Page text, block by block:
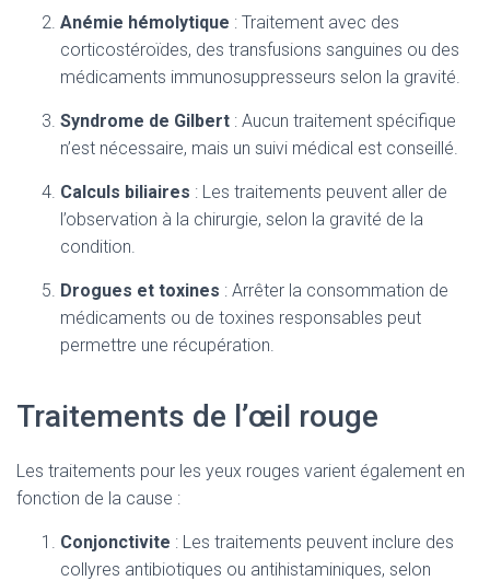
Anémie hémolytique : Traitement avec des
corticostéroïdes, des transfusions sanguines ou des
médicaments immunosuppresseurs selon la gravité.
Syndrome de Gilbert : Aucun traitement spécifique
n’est nécessaire, mais un suivi médical est conseillé.
Calculs biliaires : Les traitements peuvent aller de
l’observation à la chirurgie, selon la gravité de la
condition.
Drogues et toxines : Arrêter la consommation de
médicaments ou de toxines responsables peut
permettre une récupération.
Traitements de l’œil rouge
Les traitements pour les yeux rouges varient également en
fonction de la cause :
Conjonctivite : Les traitements peuvent inclure des
collyres antibiotiques ou antihistaminiques, selon